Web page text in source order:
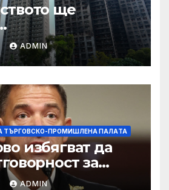
ще
на Wang Fuk
за обратно
Хоп
ADMIN
ТЪРГОВСКО-ПРОМИШЛЕНА ПАЛAТА
избягват да
за
в училище в
ADMIN